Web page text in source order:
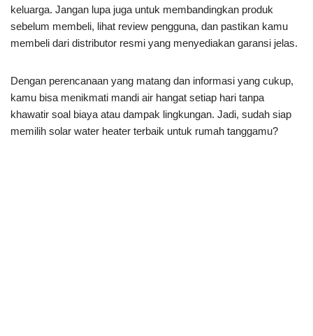
keluarga. Jangan lupa juga untuk membandingkan produk
sebelum membeli, lihat review pengguna, dan pastikan kamu
membeli dari distributor resmi yang menyediakan garansi jelas.
Dengan perencanaan yang matang dan informasi yang cukup,
kamu bisa menikmati mandi air hangat setiap hari tanpa
khawatir soal biaya atau dampak lingkungan. Jadi, sudah siap
memilih solar water heater terbaik untuk rumah tanggamu?